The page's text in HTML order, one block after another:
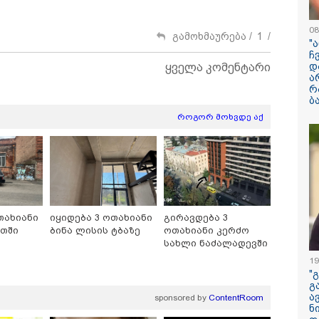
თბილისი - ბუდაპეშტი
1421.00 ლარიდან
თბილისი -
11:36 / 08-08-2026
საქართველოში
ადამიანი
პირს ამ
გამოხმაურება / 1 /
ყველა კომენტარი
როგორ მოხვდე აქ
იყიდება 3 ოთახიანი
ბინა ლისის ტბაზე
გირავდება 3
ოთახიანი კერძო
სახლი ნაძალადევში
sponsored by ContentRoom